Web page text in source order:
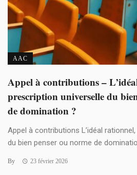
AAC
Appel à contributions –
prescription universelle du
de domination ?
Appel à contributions L’idéal
du bien penser ou norme de
By 23 février 2026